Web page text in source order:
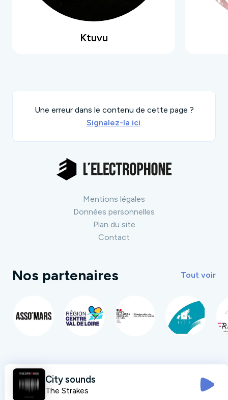
Ktuvu
Une erreur dans le contenu de cette page ?
Signalez-la ici.
Mentions légales
Données personnelles
Plan du site
Contact
Nos partenaires Tout voir
City sounds
The Strakes